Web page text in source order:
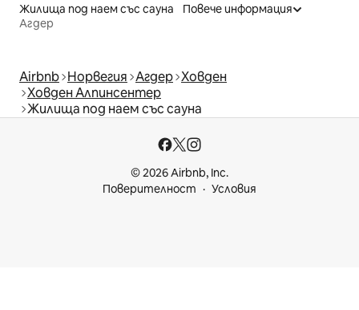
Жилища под наем със сауна
Агдер
Повече информация
Airbnb Норвегия Агдер Ховден
Ховден Алпинсентер
Жилища под наем със сауна
© 2026 Airbnb, Inc.
Поверителност
Условия